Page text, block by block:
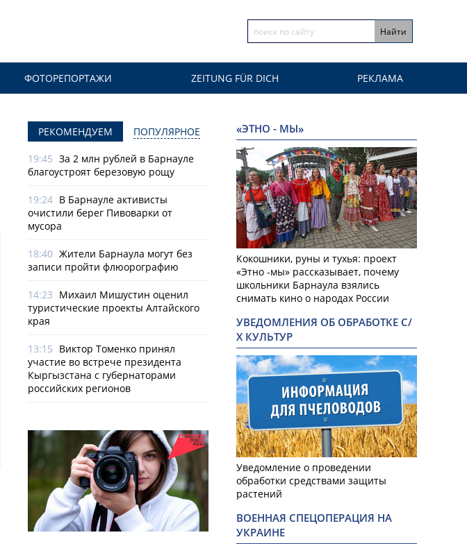
ФОТОРЕПОРТАЖИ ZEITUNG FÜR DICH РЕКЛАМА
РЕКОМЕНДУЕМ ПОПУЛЯРНОЕ
19:45 За 2 млн рублей в Барнауле
благоустроят березовую рощу
19:24 В Барнауле активисты
очистили берег Пивоварки от
мусора
18:40 Жители Барнаула могут без
записи пройти флюорографию
14:23 Михаил Мишустин оценил
туристические проекты Алтайского
края
13:15 Виктор Томенко принял
участие во встрече президента
Кыргызстана с губернаторами
российских регионов
«ЭТНО - МЫ»
Кокошники, руны и тухья: проект
«Этно -мы» рассказывает, почему
школьники Барнаула взялись
снимать кино о народах России
УВЕДОМЛЕНИЯ ОБ ОБРАБОТКЕ С/
Х КУЛЬТУР
Уведомление о проведении
обработки средствами защиты
растений
ВОЕННАЯ СПЕЦОПЕРАЦИЯ НА
УКРАИНЕ